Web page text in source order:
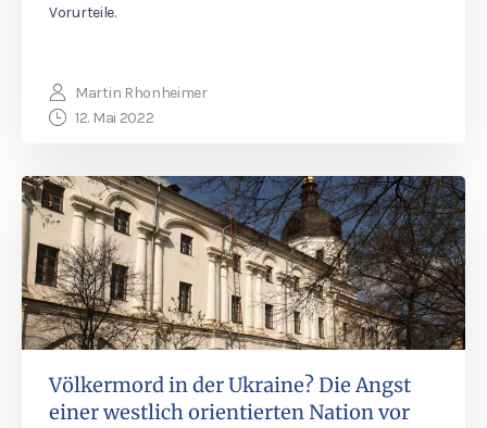
Vorurteile.
Martin Rhonheimer
12. Mai 2022
Völkermord in der Ukraine? Die Angst
einer westlich orientierten Nation vor